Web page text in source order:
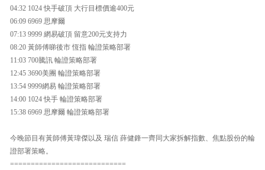
04:32 1024 快手破頂 大行目標價逾400元
06:09 6969 思摩爾
07:13 9999 網易破頂 留意200元支持力
08:20 黃師傅睇後市 恆指 輪證策略部署
11:03 700騰訊 輪證策略部署
12:45 3690美團 輪證策略部署
13:54 9999網易 輪證策略部署
14:00 1024 快手 輪證策略部署
15:38 6969 思摩爾 輪證策略部署
今晚節目有黃師傅黃瑋傑以及 瑞信 薛健鋒一齊同大家拆解指數、焦點股份的輪
證部署策略。
============================